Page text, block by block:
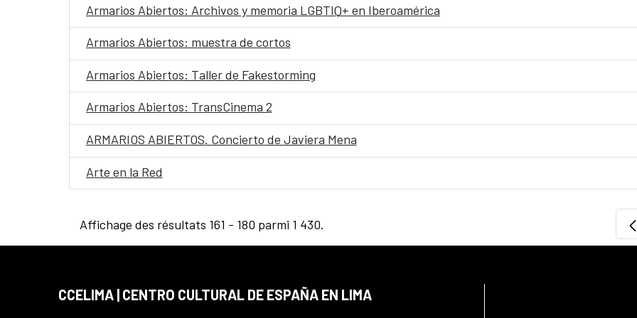
Armarios Abiertos: Archivos y memoria LGBTIQ+ en Iberoamérica
Armarios Abiertos: muestra de cortos
Armarios Abiertos: Taller de Fakestorming
Armarios Abiertos: TransCinema 2
ARMARIOS ABIERTOS. Concierto de Javiera Mena
Arte en la Red
Affichage des résultats 161 - 180 parmi 1 430.
CCELIMA | CENTRO CULTURAL DE ESPAÑA EN LIMA